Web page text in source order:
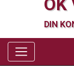
OK
DIN